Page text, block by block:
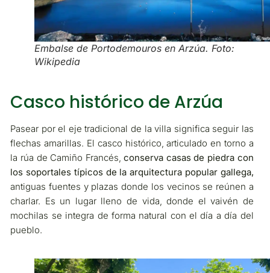
Embalse de Portodemouros en Arzúa. Foto:
Wikipedia
Casco histórico de Arzúa
Pasear por el eje tradicional de la villa significa seguir las
flechas amarillas. El casco histórico, articulado en torno a
la rúa de Camiño Francés,conserva casas de piedra con
los soportales típicos de la arquitectura popular gallega,
antiguas fuentes y plazas donde los vecinos se reúnen a
charlar. Es un lugar lleno de vida, donde el vaivén de
mochilas se integra de forma natural con el día a día del
pueblo.